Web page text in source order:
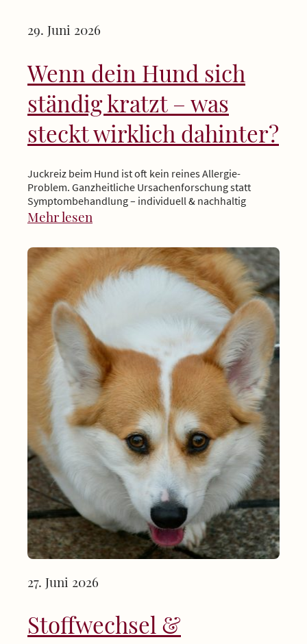
29. Juni 2026
Wenn dein Hund sich
ständig kratzt – was
steckt wirklich dahinter?
Juckreiz beim Hund ist oft kein reines Allergie-
Problem. Ganzheitliche Ursachenforschung statt
Symptombehandlung – individuell & nachhaltig
Mehr lesen
27. Juni 2026
Stoffwechsel &